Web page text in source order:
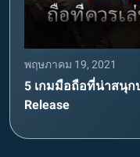
พฤษภาคม 19, 2021
5 เกมมือถือที่น่าสนุก
Release